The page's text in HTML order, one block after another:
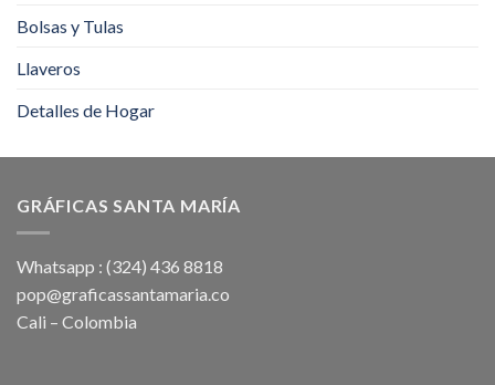
Bolsas y Tulas
Llaveros
Detalles de Hogar
GRÁFICAS SANTA MARÍA
Whatsapp : (324) 436 8818
pop@graficassantamaria.co
Cali – Colombia